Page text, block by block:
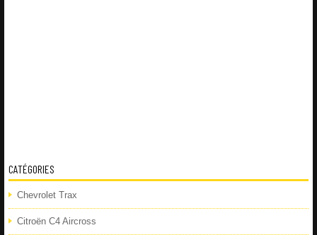
CATÉGORIES
Chevrolet Trax
Citroën C4 Aircross